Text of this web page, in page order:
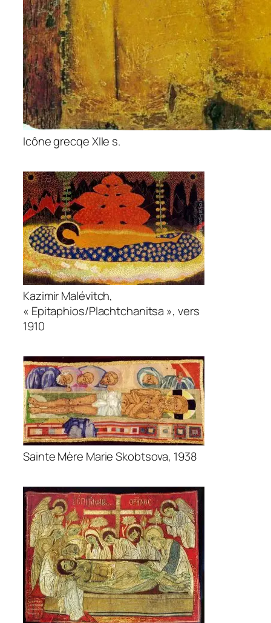
Icône grecqe XIIe s.
Kazimir Malévitch,
« Epitaphios/Plachtchanitsa », vers
1910
Sainte Mère Marie Skobtsova, 1938